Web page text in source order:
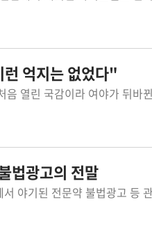
억지는 없었다"
법광고의 전말